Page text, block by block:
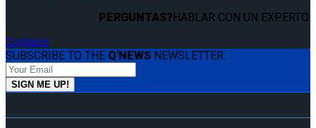
PERGUNTAS?HABLAR CON UN EXPERTO.
Contacto
SUBSCRIBE TO THE Q'NEWS NEWSLETTER: